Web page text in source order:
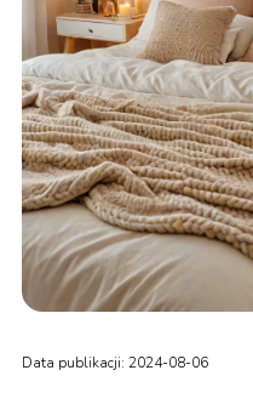
Data publikacji: 2024-08-06